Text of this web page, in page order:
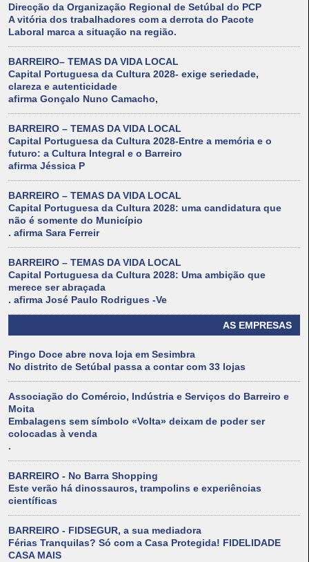
Direcção da Organização Regional de Setúbal do PCP
A vitória dos trabalhadores com a derrota do Pacote
Laboral marca a situação na região.
BARREIRO– TEMAS DA VIDA LOCAL
Capital Portuguesa da Cultura 2028- exige seriedade,
clareza e autenticidade
afirma Gonçalo Nuno Camacho,
BARREIRO – TEMAS DA VIDA LOCAL
Capital Portuguesa da Cultura 2028-Entre a memória e o
futuro: a Cultura Integral e o Barreiro
afirma Jéssica P
BARREIRO – TEMAS DA VIDA LOCAL
Capital Portuguesa da Cultura 2028: uma candidatura que
não é somente do Município
. afirma Sara Ferreir
BARREIRO – TEMAS DA VIDA LOCAL
Capital Portuguesa da Cultura 2028: Uma ambição que
merece ser abraçada
. afirma José Paulo Rodrigues -Ve
AS EMPRESAS
Pingo Doce abre nova loja em Sesimbra
No distrito de Setúbal passa a contar com 33 lojas
Associação do Comércio, Indústria e Serviços do Barreiro e
Moita
Embalagens sem símbolo «Volta» deixam de poder ser
colocadas à venda
.
BARREIRO - No Barra Shopping
Este verão há dinossauros, trampolins e experiências
científicas
BARREIRO - FIDSEGUR, a sua mediadora
Férias Tranquilas? Só com a Casa Protegida! FIDELIDADE
CASA MAIS